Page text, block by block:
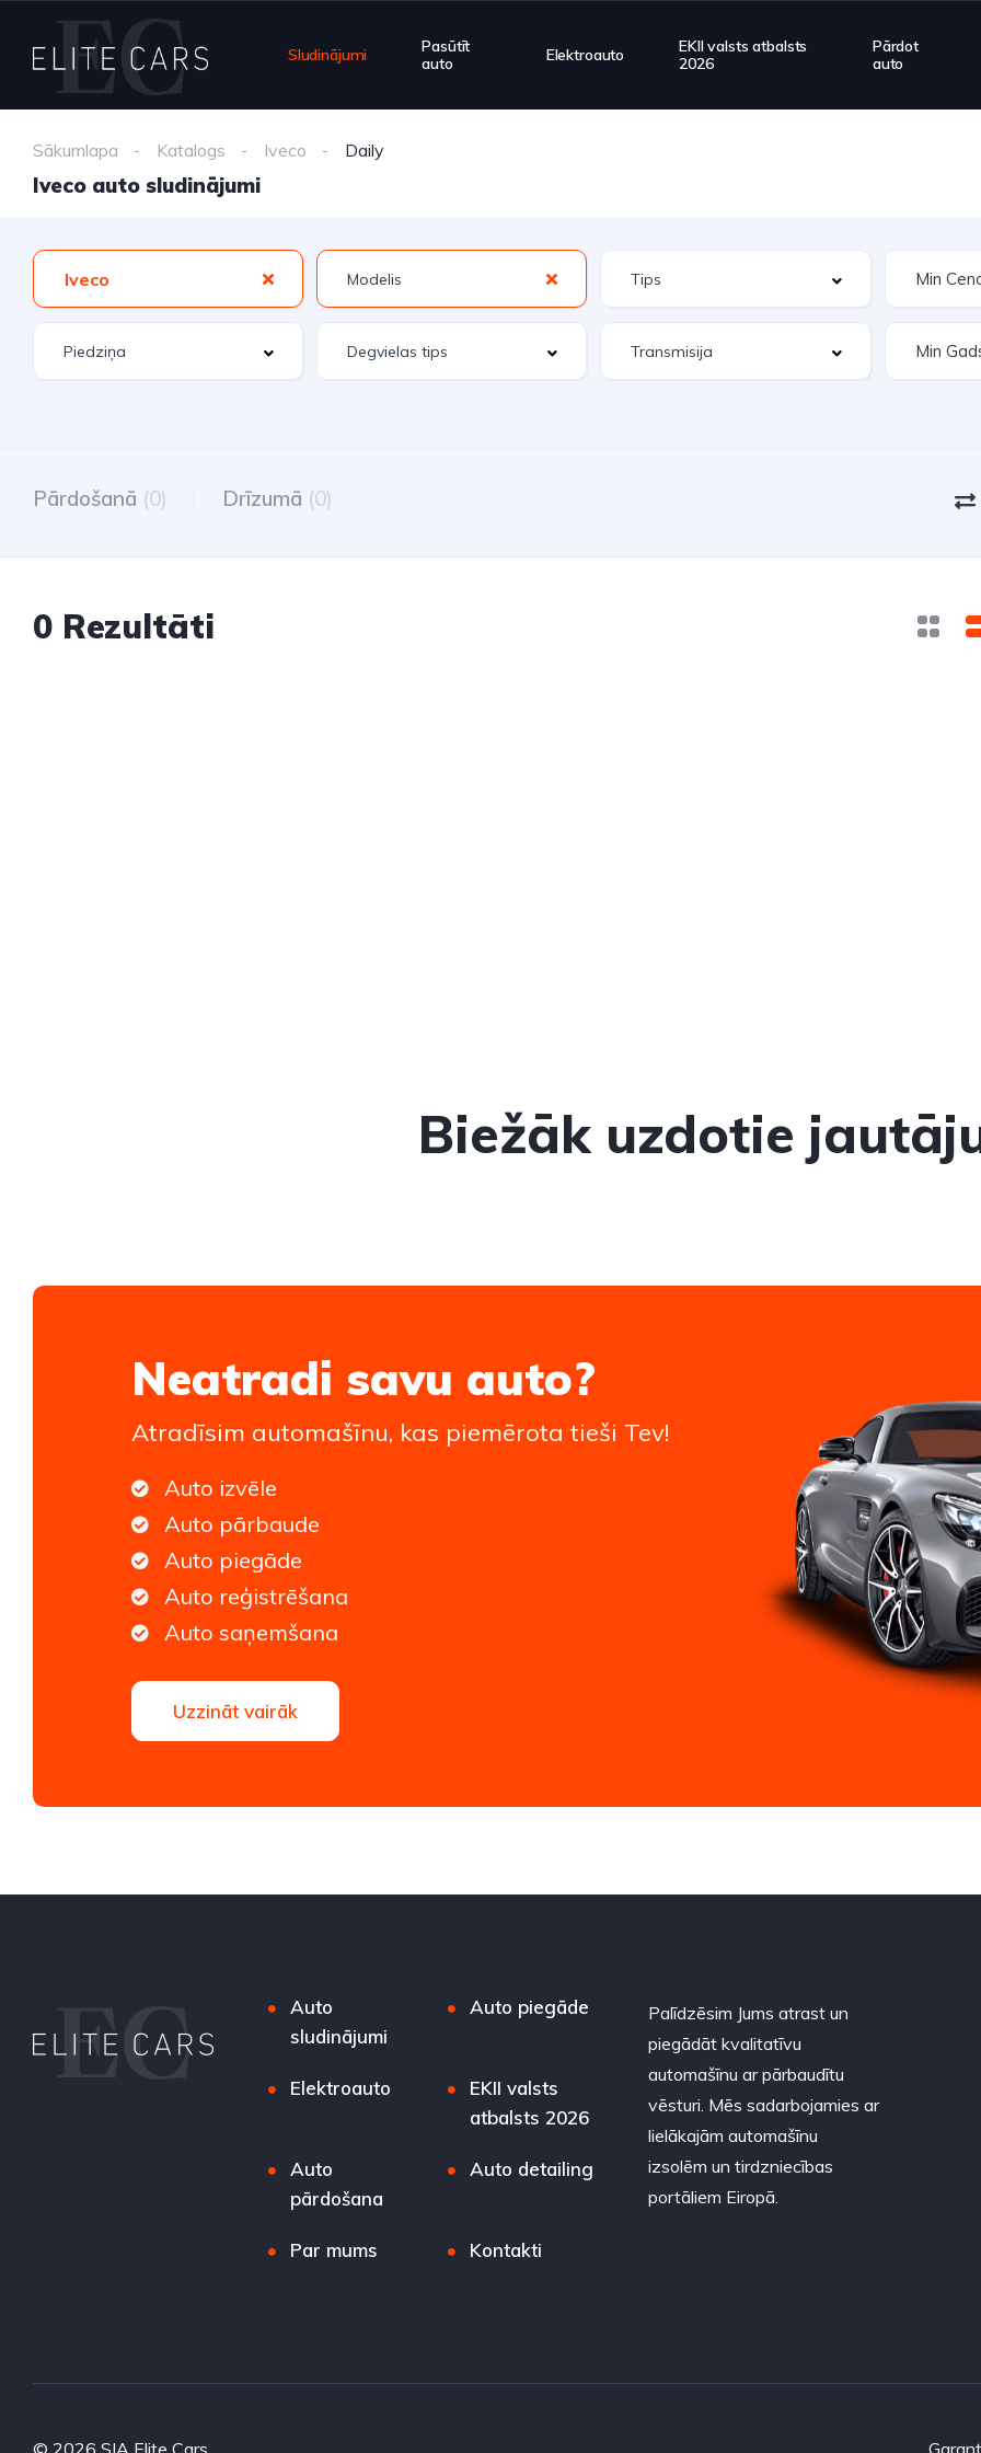
Sludinājumi
Pasūtīt
auto
Elektroauto
EKII valsts atbalsts
2026
Pārdot
auto
Sākumlapa Katalogs Iveco Daily
Iveco auto sludinājumi
Iveco
Pārdošanā (0) Drīzumā (0)
0 Rezultāti
Biežāk uzdotie
Neatradi savu auto?
Atradīsim automašīnu, kas piemērota tieši Tev!
Auto izvēle
Auto pārbaude
Auto piegāde
Auto reģistrēšana
Auto saņemšana
Uzzināt vairāk
Auto
sludinājumi
Auto piegāde
Elektroauto
EKII valsts
atbalsts 2026
Auto
pārdošana
Auto detailing
Par mums Kontakti
Palīdzēsim Jums atrast un
piegādāt kvalitatīvu
automašīnu ar pārbaudītu
vēsturi. Mēs sadarbojamies ar
lielākajām automašīnu
izsolēm un tirdzniecības
portāliem Eiropā.
© 2026 SIA Elite Cars